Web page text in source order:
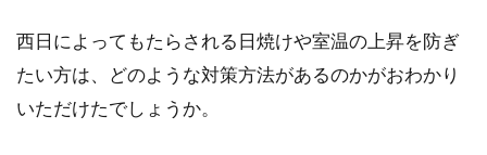
西日によってもたらされる日焼けや室温の上昇を防ぎ
たい方は、どのような対策方法があるのかがおわかり
いただけたでしょうか。